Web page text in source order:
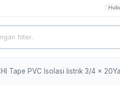
Tape PVC Isolasi listrik 3/4 x